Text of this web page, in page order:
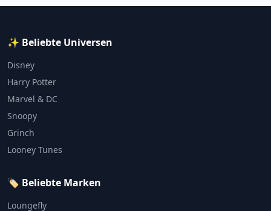
✨ Beliebte Universen
Disney
Harry Potter
Marvel & DC
Snoopy
Grinch
Looney Tunes
🏷️ Beliebte Marken
Loungefly